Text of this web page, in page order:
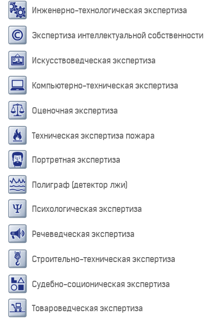
Инженерно-технологическая экспертиза
Экспертиза интеллектуальной собственности
Искусствоведческая экспертиза
Компьютерно-техническая экспертиза
Оценочная экспертиза
Техническая экспертиза пожара
Портретная экспертиза
Полиграф (детектор лжи)
Психологическая экспертиза
Речеведческая экспертиза
Строительно-техническая экспертиза
Судебно-соционическая экспертиза
Товароведческая экспертиза